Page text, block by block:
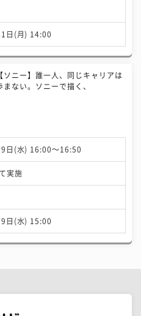
日(月) 14:00
【ソニー】誰一人、同じキャリアは
まない。ソニーで描く、
日(水) 16:00〜16:50
実施
日(水) 15:00